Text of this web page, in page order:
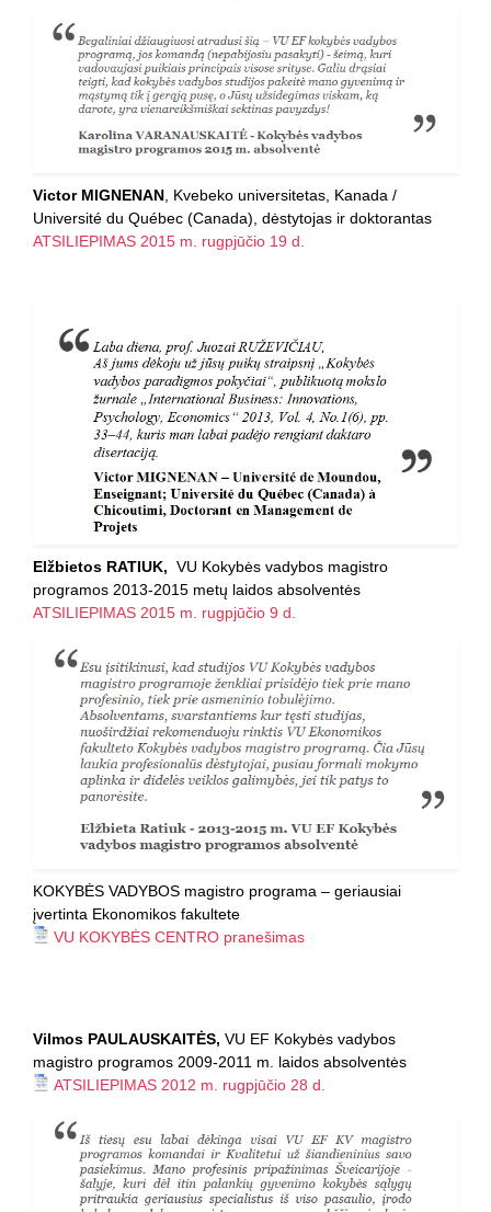
Victor MIGNENAN , Kvebeko universitetas, Kanada /
Université du Québec (Canada), dėstytojas ir doktorantas
ATSILIEPIMAS 2015 m. rugpjūčio 19 d.
Elžbietos RATIUK, VU Kokybės vadybos magistro
programos 2013-2015 metų laidos absolventės
ATSILIEPIMAS 2015 m. rugpjūčio 9 d.
KOKYBĖS VADYBOS magistro programa – geriausiai
įvertinta Ekonomikos fakultete
VU KOKYBĖS CENTRO pranešimas
Vilmos PAULAUSKAITĖS, VU EF Kokybės vadybos
magistro programos 2009-2011 m. laidos absolventės
ATSILIEPIMAS 2012 m. rugpjūčio 28 d.